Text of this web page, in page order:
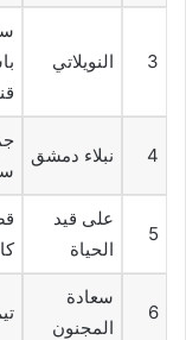
3 النويلاتي
4 نبلاء دمشق
5
على قيد
الحياة
6
سعادة
المجنون